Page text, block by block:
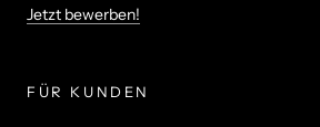
Jetzt bewerben!
FÜR KUNDEN